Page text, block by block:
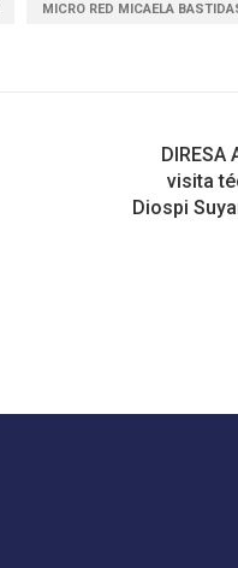
MICRO RED MICAELA
visita
Diospi